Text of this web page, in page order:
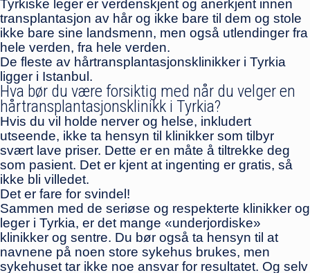
Tyrkiske leger er verdenskjent og anerkjent innen
transplantasjon av hår og ikke bare til dem og stole
ikke bare sine landsmenn, men også utlendinger fra
hele verden, fra hele verden.
De fleste av hårtransplantasjonsklinikker i Tyrkia
ligger i Istanbul.
Hva bør du være forsiktig med når du velger en
hårtransplantasjonsklinikk i Tyrkia?
Hvis du vil holde nerver og helse, inkludert
utseende, ikke ta hensyn til klinikker som tilbyr
svært lave priser. Dette er en måte å tiltrekke deg
som pasient. Det er kjent at ingenting er gratis, så
ikke bli villedet.
Det er fare for svindel!
Sammen med de seriøse og respekterte klinikker og
leger i Tyrkia, er det mange «underjordiske»
klinikker og sentre. Du bør også ta hensyn til at
navnene på noen store sykehus brukes, men
sykehuset tar ikke noe ansvar for resultatet. Og selv